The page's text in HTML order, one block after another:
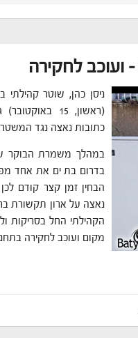
ועוכב לחקירה
ניסן כהן, שוטר קהילתי
כתובות נאצה נגד
במהלך משמרת הבוקר
בדרום בת ים את אחד
הבחין זמן קצר קודם
נאצה על ארון תקשורת
הקהילתי החל בסריקות
מקום ועוכב לחקירה